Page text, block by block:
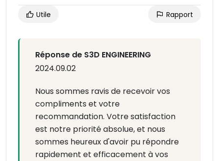
Utile Rapport
Réponse de S3D ENGINEERING
2024.09.02
Nous sommes ravis de recevoir vos
compliments et votre
recommandation. Votre satisfaction
est notre priorité absolue, et nous
sommes heureux d'avoir pu répondre
rapidement et efficacement à vos